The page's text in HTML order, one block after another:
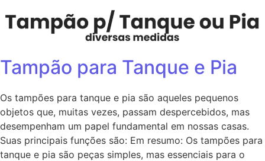
Tampão para Tanque e Pia
Os tampões para tanque e pia são aqueles pequenos
objetos que, muitas vezes, passam despercebidos, mas
desempenham um papel fundamental em nossas casas.
Suas principais funções são: Em resumo: Os tampões para
tanque e pia são peças simples, mas essenciais para o